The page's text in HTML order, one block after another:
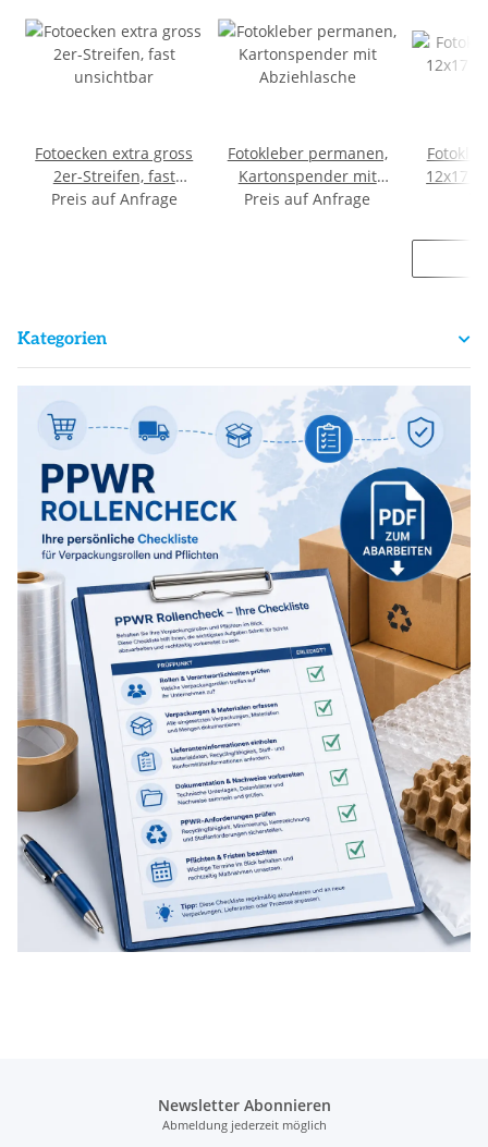
Fotoecken extra gross
2er-Streifen, fast
unsichtbar
Preis auf Anfrage
Fotokleber permanen,
Kartonspender mit
Abziehlasche
Preis auf Anfrage
12x17
Kategorien
Newsletter Abonnieren
Abmeldung jederzeit möglich